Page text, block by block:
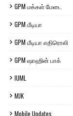
GPM மக்கள் மேடை
GPM மீடியா
GPM மீடியா எதிரொலி
GPM ஷாஹின் பாக்
IUML
MJK
Mobile Updates